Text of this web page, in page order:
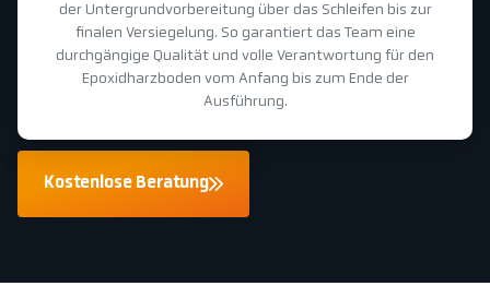
der Untergrundvorbereitung über das Schleifen bis zur
finalen Versiegelung. So garantiert das Team eine
durchgängige Qualität und volle Verantwortung für den
Epoxidharzboden vom Anfang bis zum Ende der
Ausführung.
Kostenlose Beratung